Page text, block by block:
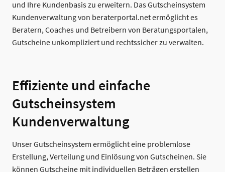
und Ihre Kundenbasis zu erweitern. Das Gutscheinsystem
Kundenverwaltung von beraterportal.net ermöglicht es
Beratern, Coaches und Betreibern von Beratungsportalen,
Gutscheine unkompliziert und rechtssicher zu verwalten.
Effiziente und einfache
Gutscheinsystem
Kundenverwaltung
Unser Gutscheinsystem ermöglicht eine problemlose
Erstellung, Verteilung und Einlösung von Gutscheinen. Sie
können Gutscheine mit individuellen Beträgen erstellen